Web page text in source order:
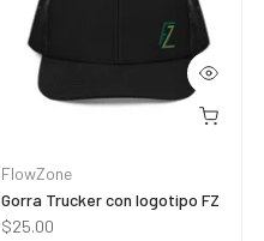
FlowZone
Gorra Trucker con logotipo FZ
$25.00